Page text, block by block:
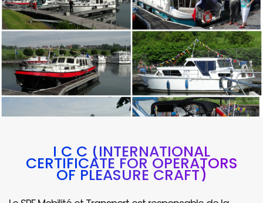
I C C (INTERNATIONAL
CERTIFICATE FOR OPERATORS
OF PLEASURE CRAFT)